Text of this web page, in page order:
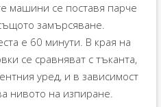
машини се поставя парче
замърсяване.
е 60 минути. В края на
се сравняват с тъканта,
уред, и в зависимост
нивото на изпиране.